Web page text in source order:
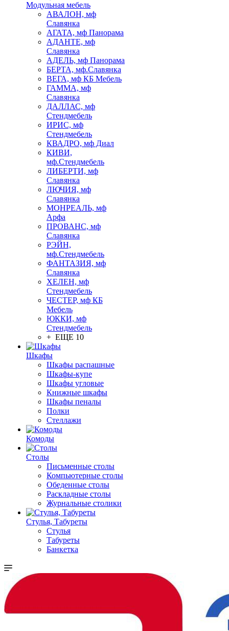
Модульная мебель
АВАЛОН, мф
Славянка
АГАТА, мф Панорама
АДАНТЕ, мф
Славянка
АДЕЛЬ, мф Панорама
БЕРТА, мф.Славянка
ВЕГА, мф КБ Мебель
ГАММА, мф
Славянка
ДАЛЛАС, мф
Стендмебель
ИРИС, мф
Стендмебель
КВАДРО, мф Диал
КИВИ,
мф.Стендмебель
ЛИБЕРТИ, мф
Славянка
ЛЮЧИЯ, мф
Славянка
МОНРЕАЛЬ, мф
Арфа
ПРОВАНС, мф
Славянка
РЭЙН,
мф.Стендмебель
ФАНТАЗИЯ, мф
Славянка
ХЕЛЕН, мф
Стендмебель
ЧЕСТЕР, мф КБ
Мебель
ЮККИ, мф
Стендмебель
+ ЕЩЕ 10
Шкафы
Шкафы распашные
Шкафы-купе
Шкафы угловые
Книжные шкафы
Шкафы пеналы
Полки
Стеллажи
Комоды
Столы
Письменные столы
Компьютерные столы
Обеденные столы
Раскладные столы
Журнальные столики
Стулья, Табуреты
Стулья
Табуреты
Банкетка